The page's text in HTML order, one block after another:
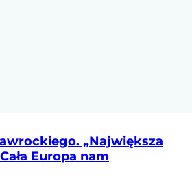
„Największa
Europa nam